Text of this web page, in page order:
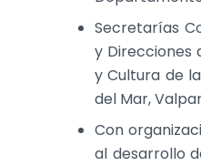
Secretarías
y Direcciones
y Cultura de
del Mar,
Con
al desarrollo